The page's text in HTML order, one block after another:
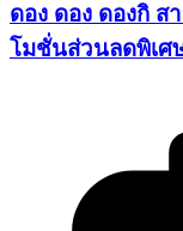
ดอง ดอง ดองกิ ส
โมชั่นส่วนลดพิเศ